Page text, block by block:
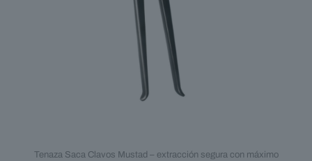
Tenaza Saca Clavos Mustad – extracción segura con máximo